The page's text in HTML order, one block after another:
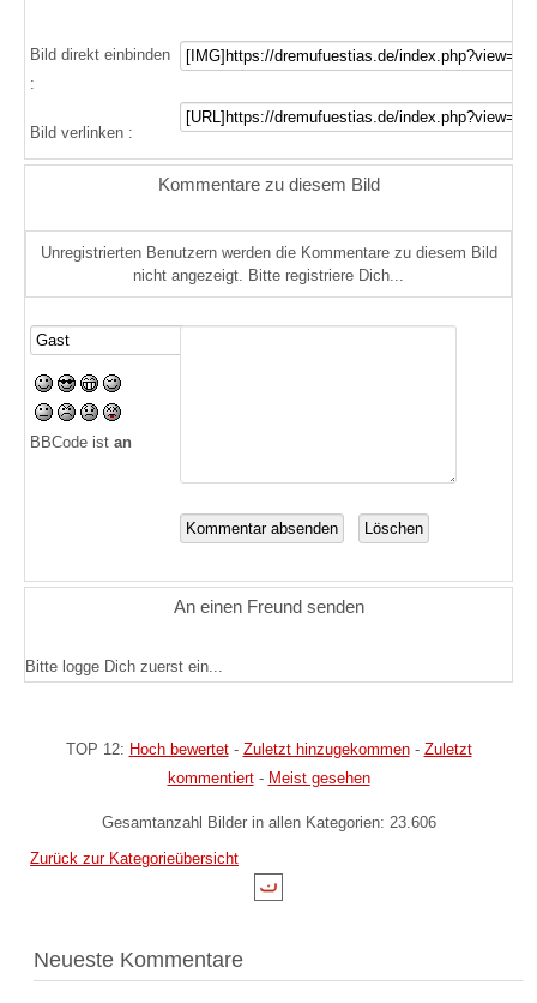
Bild direkt einbinden
:
Bild verlinken :
Kommentare zu diesem Bild
Unregistrierten Benutzern werden die Kommentare zu diesem Bild
nicht angezeigt. Bitte registriere Dich...
BBCode ist an
An einen Freund senden
Bitte logge Dich zuerst ein...
TOP 12: Hoch bewertet- Zuletzt hinzugekommen- Zuletzt
kommentiert- Meist gesehen
Gesamtanzahl Bilder in allen Kategorien: 23.606
Zurück zur Kategorieübersicht
Neueste Kommentare